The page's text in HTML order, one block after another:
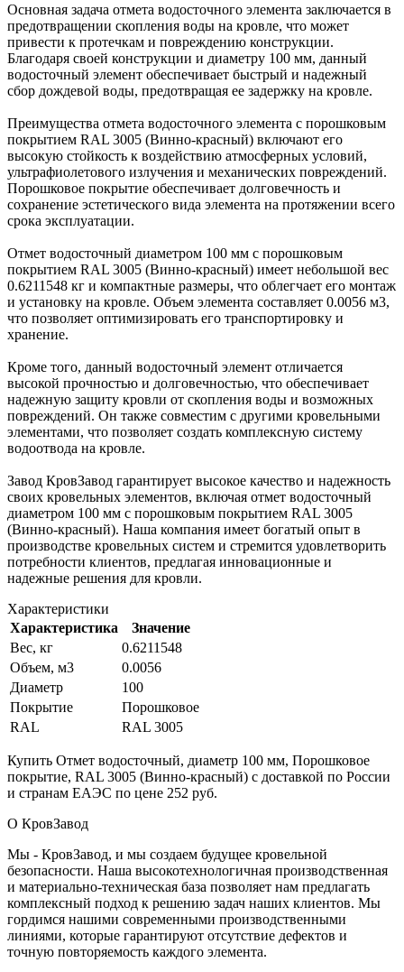
Основная задача отмета водосточного элемента заключается в
предотвращении скопления воды на кровле, что может
привести к протечкам и повреждению конструкции.
Благодаря своей конструкции и диаметру 100 мм, данный
водосточный элемент обеспечивает быстрый и надежный
сбор дождевой воды, предотвращая ее задержку на кровле.
Преимущества отмета водосточного элемента с порошковым
покрытием RAL 3005 (Винно-красный) включают его
высокую стойкость к воздействию атмосферных условий,
ультрафиолетового излучения и механических повреждений.
Порошковое покрытие обеспечивает долговечность и
сохранение эстетического вида элемента на протяжении всего
срока эксплуатации.
Отмет водосточный диаметром 100 мм с порошковым
покрытием RAL 3005 (Винно-красный) имеет небольшой вес
0.6211548 кг и компактные размеры, что облегчает его монтаж
и установку на кровле. Объем элемента составляет 0.0056 м3,
что позволяет оптимизировать его транспортировку и
хранение.
Кроме того, данный водосточный элемент отличается
высокой прочностью и долговечностью, что обеспечивает
надежную защиту кровли от скопления воды и возможных
повреждений. Он также совместим с другими кровельными
элементами, что позволяет создать комплексную систему
водоотвода на кровле.
Завод КровЗавод гарантирует высокое качество и надежность
своих кровельных элементов, включая отмет водосточный
диаметром 100 мм с порошковым покрытием RAL 3005
(Винно-красный). Наша компания имеет богатый опыт в
производстве кровельных систем и стремится удовлетворить
потребности клиентов, предлагая инновационные и
надежные решения для кровли.
Характеристики
Характеристика
Значение
Вес, кг
0.6211548
Объем, м3
0.0056
Диаметр
100
Покрытие
Порошковое
RAL
RAL 3005
Купить Отмет водосточный, диаметр 100 мм, Порошковое
покрытие, RAL 3005 (Винно-красный) с доставкой по России
и странам ЕАЭС по цене 252 руб.
О КровЗавод
Мы - КровЗавод, и мы создаем будущее кровельной
безопасности. Наша высокотехнологичная производственная
и материально-техническая база позволяет нам предлагать
комплексный подход к решению задач наших клиентов. Мы
гордимся нашими современными производственными
линиями, которые гарантируют отсутствие дефектов и
точную повторяемость каждого элемента.